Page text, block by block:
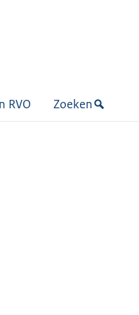
RVO Zoeken